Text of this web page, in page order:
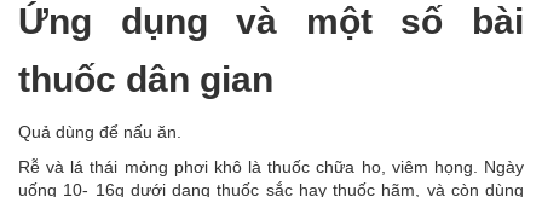
Ứng dụng và một số bài
thuốc dân gian
Quả dùng để nấu ăn.
Rễ và lá thái mỏng phơi khô là thuốc chữa ho, viêm họng. Ngày
uống 10- 16g dưới dạng thuốc sắc hay thuốc hãm, và còn dùng